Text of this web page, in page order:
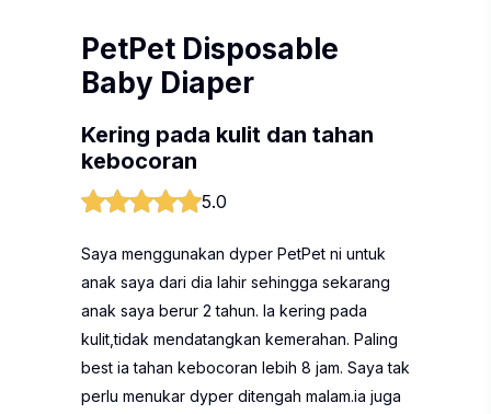
PetPet Disposable
Baby Diaper
Kering pada kulit dan tahan
kebocoran
5.0
Saya menggunakan dyper PetPet ni untuk
anak saya dari dia lahir sehingga sekarang
anak saya berur 2 tahun. Ia kering pada
kulit,tidak mendatangkan kemerahan. Paling
best ia tahan kebocoran lebih 8 jam. Saya tak
perlu menukar dyper ditengah malam.ia juga